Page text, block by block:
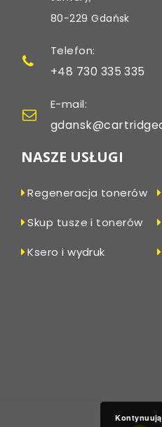
80-229 Gdańsk
Telefon:
+48 730 335 335
E-mail:
NASZE USŁUGI
Regeneracja tonerów
Skup tusze i tonerów
Ksero i wydruk